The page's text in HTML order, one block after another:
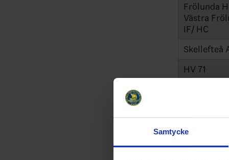
Samtycke
Frölunda
Västra
IF/ HC
Skellefteå
HV 71
Luleå HF
MoDo AIK/